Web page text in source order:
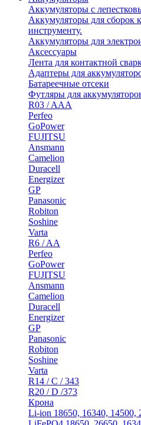
Аккумуляторы с
Аккумуляторы для сборок
инструменту.
Аккумуляторы для
Аксессуары
Лента для контактной
Адаптеры для
Батареечные отсеки
Футляры для
R03 / AAA
Perfeo
GoPower
FUJITSU
Ansmann
Camelion
Duracell
Energizer
GP
Panasonic
Robiton
Soshine
Varta
R6 / AA
Perfeo
GoPower
FUJITSU
Ansmann
Camelion
Duracell
Energizer
GP
Panasonic
Robiton
Soshine
Varta
R14 / C / 343
R20 / D /373
Крона
Li-ion 18650, 16340, 14500,